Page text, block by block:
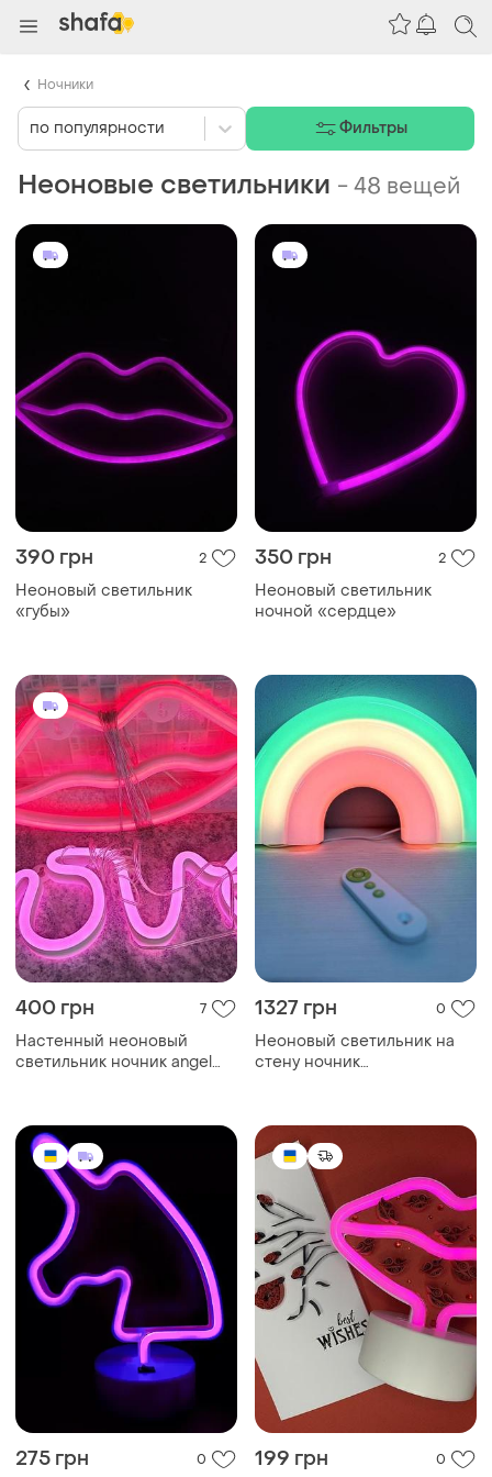
Неоновые светильники -48 вещей
390 грн 2
Неоновый светильник
«губы»
350 грн 2
Неоновый светильник
ночной «сердце»
400 грн 7
Настенный неоновый
светильник ночник angel
1327 грн 0
Неоновый светильник на
стену ночник
радуга
275 грн
0
199 грн 0
по популярности Фильтры
Ночники